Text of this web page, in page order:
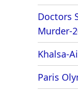
Doctors
Murder-
Khalsa-
Paris